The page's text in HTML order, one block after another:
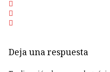
Deja una respuesta